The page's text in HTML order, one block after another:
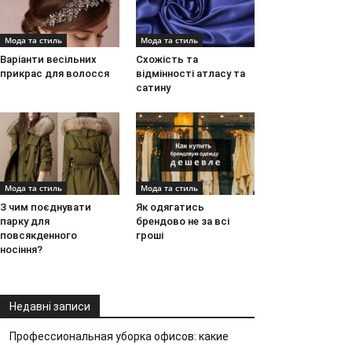
Мода та стиль
Варіанти весільних
прикрас для волосся
Мода та стиль
Схожість та
відмінності атласу та
сатину
Мода та стиль
З чим поєднувати
парку для
повсякденного
носіння?
Мода та стиль
Як одягатись
брендово не за всі
гроші
Недавні записи
Профессиональная уборка офисов: какие